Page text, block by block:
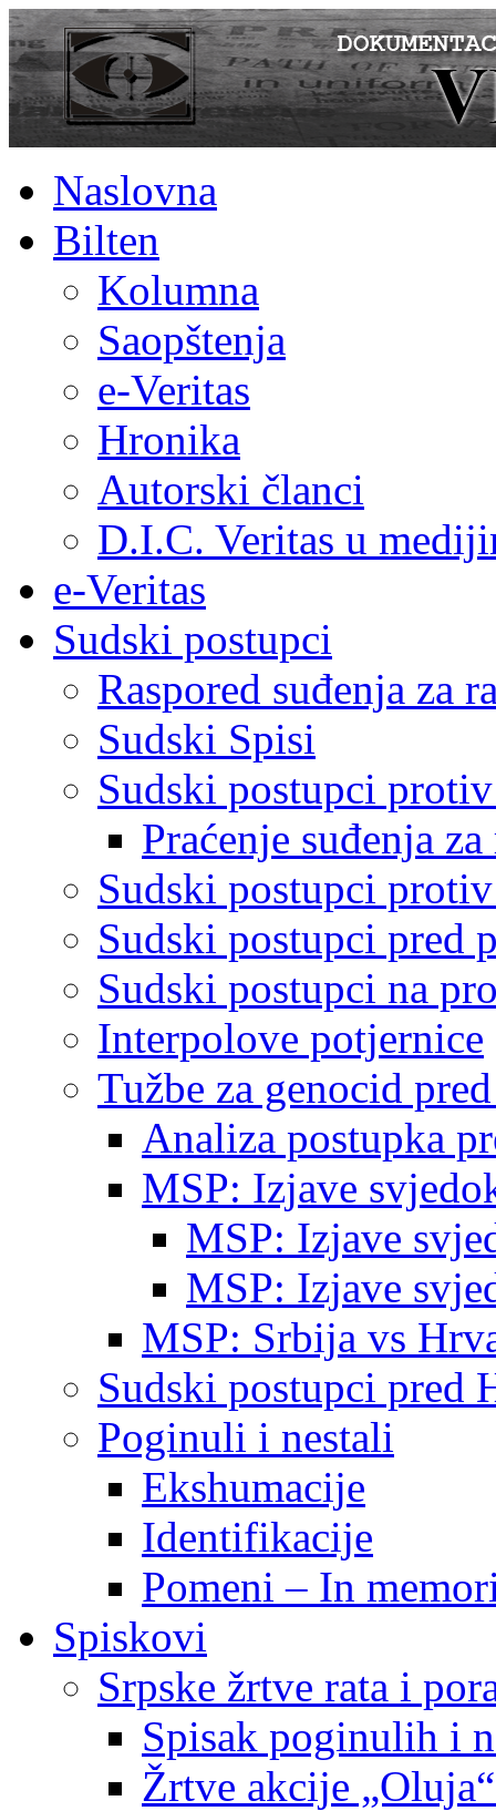
Naslovna
Bilten
Kolumna
Saopštenja
e-Veritas
Hronika
Autorski članci
D.I.C. Veritas u
e-Veritas
Sudski postupci
Raspored suđenja za
Sudski Spisi
Sudski postupci
Praćenje suđenja
Sudski postupci
Sudski postupci pred
Sudski postupci na
Interpolove potjernice
Tužbe za genocid
Analiza postupka
MSP: Izjave
MSP: Izjave
MSP: Izjave
MSP: Srbija vs
Sudski postupci pred
Poginuli i nestali
Ekshumacije
Identifikacije
Pomeni – In
Spiskovi
Srpske žrtve rata i
Spisak poginulih i
Žrtve akcije